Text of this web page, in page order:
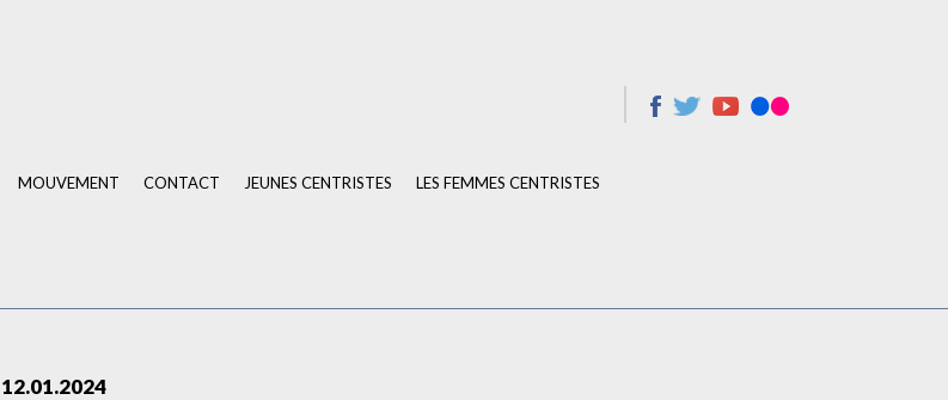
MOUVEMENT CONTACT JEUNES CENTRISTES LES FEMMES CENTRISTES
12.01.2024